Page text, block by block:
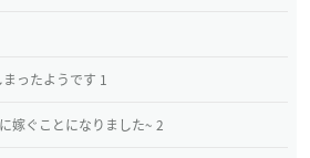
ったようです 1
嫁ぐことになりました~ 2